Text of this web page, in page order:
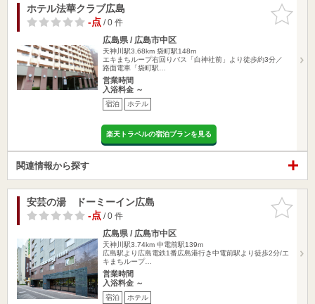
お気に入
りに追加
ホテル法華クラブ広島
-点/ 0 件
広島県 / 広島市中区
天神川駅3.68km 袋町駅148m
エキまちループ右回りバス「白神社前」より徒歩約3分／
路面電車「袋町駅…
営業時間
入浴料金 ～
宿泊 ホテル
楽天トラベルの宿泊プランを見る
関連情報から探す
お気に入
りに追加
安芸の湯 ドーミーイン広島
-点/ 0 件
広島県 / 広島市中区
天神川駅3.74km 中電前駅139m
広島駅より広島電鉄1番広島港行き中電前駅より徒歩2分/エ
キまちループ…
営業時間
入浴料金 ～
宿泊 ホテル